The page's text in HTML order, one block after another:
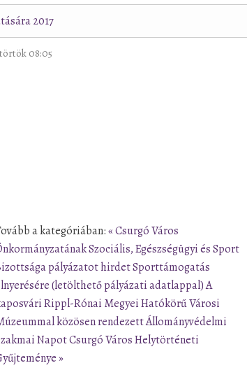
2017
08:05
a kategóriában:« Csurgó Város
Szociális, Egészségügyi és Sport
pályázatot hirdet Sporttámogatás
(letölthető pályázati adatlappal)A
Rippl-Rónai Megyei Hatókörű Városi
közösen rendezett Állományvédelmi
Napot Csurgó Város Helytörténeti
»